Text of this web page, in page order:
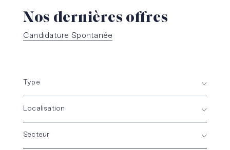
Nos dernières offres
Candidature Spontanée